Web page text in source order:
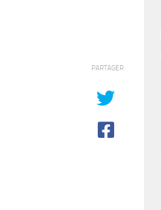
PARTAGER